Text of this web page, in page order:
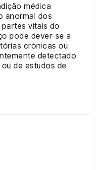
médica
anormal dos
vitais do
pode dever-se a
crónicas ou
detectado
de estudos de